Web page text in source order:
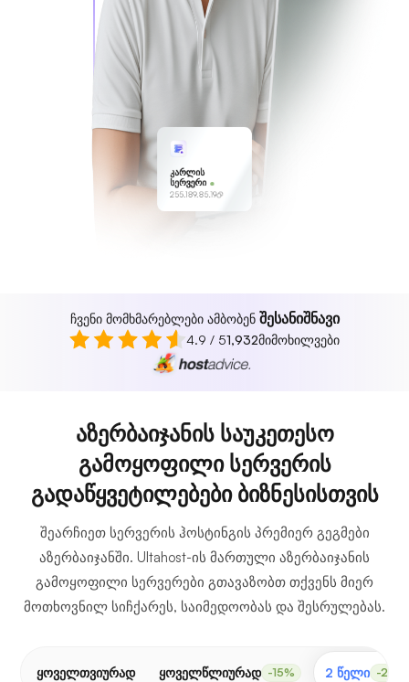
კარლის
სერვერი
255.189.85.19
ჩვენი მომხმარებლები ამბობენ შესანიშნავი
4.9 / 51,932მიმოხილვები
აზერბაიჯანის საუკეთესო
გამოყოფილი სერვერის
გადაწყვეტილებები ბიზნესისთვის
შეარჩიეთ სერვერის ჰოსტინგის პრემიერ გეგმები
აზერბაიჯანში. Ultahost-ის მართული აზერბაიჯანის
გამოყოფილი სერვერები გთავაზობთ თქვენს მიერ
მოთხოვნილ სიჩქარეს, საიმედოობას და შესრულებას.
ყოველთვიურად ყოველწლიურად -15% 2 წელი -20%